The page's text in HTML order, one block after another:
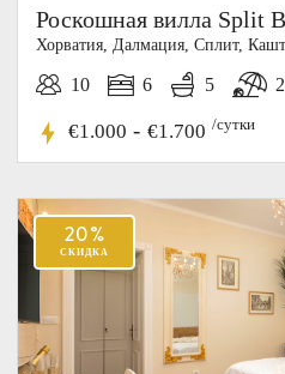
Роскошная вилла Split
Хорватия, Далмация, Cплит,
10 6 5
€1.000 - €1.700 /сутки